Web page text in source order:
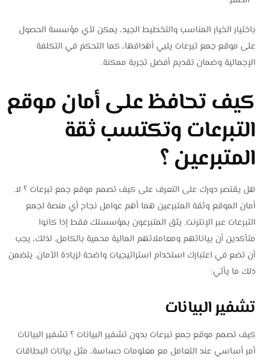
باختيار الخيار المناسب والتخطيط الجيد، يمكن لأي مؤسسة الحصول
على موقع جمع تبرعات يلبي أهدافها، كما التحكم في التكلفة
الإجمالية وضمان تقديم أفضل تجربة ممكنة.
كيف تحافظ على أمان موقع
التبرعات وتكتسب ثقة
المتبرعين ؟
هل يقتصر دورك على التعرف على كيف تصمم موقع جمع تبرعات ؟ لا.
أمان الموقع وثقة المتبرعين هما أهم عوامل نجاح أي منصة لجمع
التبرعات عبر الإنترنت. يثق المتبرعون بمؤسستك فقط إذا كانوا
متأكدين أن بياناتهم ومعاملاتهم المالية محمية بالكامل. لذلك، يجب
أن تضع في اعتبارك استخدام استراتيجيات واضحة لزيادة الأمان. يتضمن
ذلك ما يأتي:
تشفير البيانات
كيف تصمم موقع جمع تبرعات بدون تشفير البيانات ؟ تشفير البيانات
أمر أساسي عند التعامل مع معلومات حساسة، مثل بيانات البطاقات